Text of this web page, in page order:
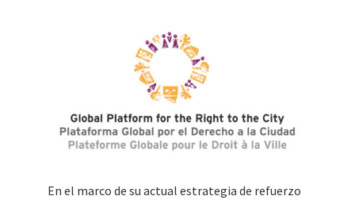
En el marco de su actual estrategia de refuerzo